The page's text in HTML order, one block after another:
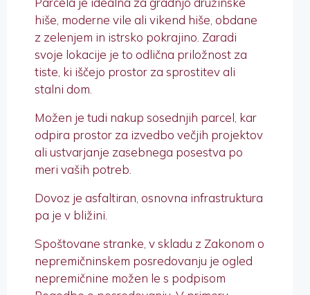
hiše, moderne vile ali vikend hiše, obdane
z zelenjem in istrsko pokrajino. Zaradi
svoje lokacije je to odlična priložnost za
tiste, ki iščejo prostor za sprostitev ali
stalni dom.
Možen je tudi nakup sosednjih parcel, kar
odpira prostor za izvedbo večjih projektov
ali ustvarjanje zasebnega posestva po
meri vaših potreb.
Dovoz je asfaltiran, osnovna infrastruktura
pa je v bližini.
Spoštovane stranke, v skladu z Zakonom o
nepremičninskem posredovanju je ogled
nepremičnine možen le s podpisom